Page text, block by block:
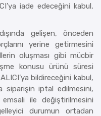
iade edeceğini kabul,
gelişen, önceden
yerine getirmesini
oluşması gibi mücbir
konusu ürünü süresi
bildireceğini kabul,
siparişin iptal edilmesini,
ile değiştirilmesini
durumun ortadan